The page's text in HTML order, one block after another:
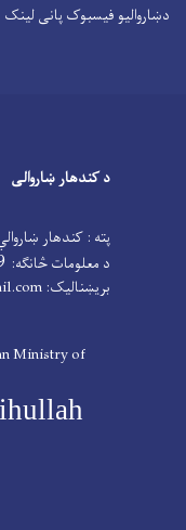
دښاروالیو فیسبوک پانی لینک
د کندهار ښاروالی
پته : کندهار
د معلومات څانګه:
بریښنالیک: kandahar.municipality2021@gmail.com
Ministry of